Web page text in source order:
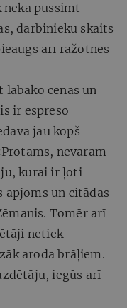
pussimt
darbinieku skaits
arī ražotnes
cenas un
ir espreso
jau kopš
nevaram
kurai ir ļoti
apjoms un citādas
Tomēr arī
netiek
aroda brāļiem.
iegūs arī